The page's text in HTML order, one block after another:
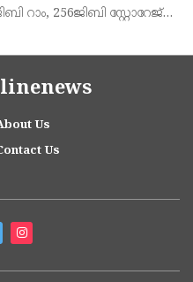
റാം, 256ജിബി സ്റ്റോറേജ്
Us
Us